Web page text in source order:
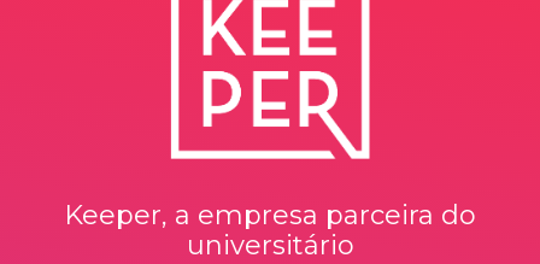
Keeper, a empresa parceira do
universitário